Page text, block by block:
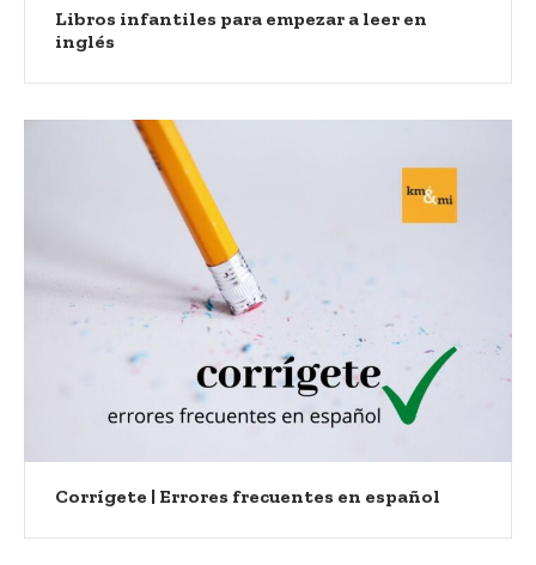
Libros infantiles para empezar a leer en
inglés
Corrígete | Errores frecuentes en español